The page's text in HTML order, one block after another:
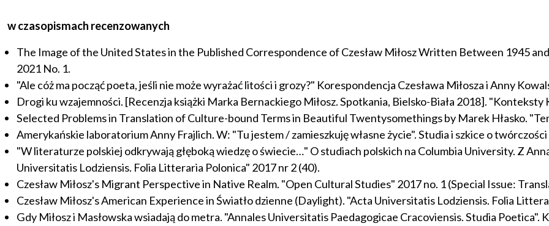
w czasopismach recenzowanych
The Image of the United States in the Published Correspondence of Czesław Miłosz Written Between 1945
2021 No. 1.
"Ale cóż ma począć poeta, jeśli nie może wyrażać litości i grozy?" Korespondencja Czesława Miłosza i Anny
Drogi ku wzajemności. [Recenzja książki Marka Bernackiego Miłosz. Spotkania, Bielsko-Biała 2018]. "Konteksty
Selected Problems in Translation of Culture-bound Terms in Beautiful Twentysomethings by Marek Hłasko.
Amerykańskie laboratorium Anny Frajlich. W: "Tu jestem / zamieszkuję własne życie". Studia i szkice o
"W literaturze polskiej odkrywają głęboką wiedzę o świecie…" O studiach polskich na Columbia University. Z
Universitatis Lodziensis. Folia Litteraria Polonica" 2017 nr 2 (40).
Czesław Miłosz's Migrant Perspective in Native Realm. "Open Cultural Studies" 2017 no. 1 (Special Issue:
Czesław Miłosz's American Experience in Światło dzienne (Daylight). "Acta Universitatis Lodziensis. Folia
Gdy Miłosz i Masłowska wsiadają do metra. "Annales Universitatis Paedagogicae Cracoviensis. Studia Poetica".